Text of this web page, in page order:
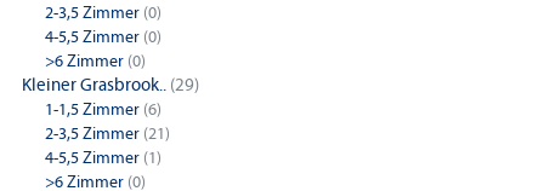
2-3,5 Zimmer (0)
4-5,5 Zimmer (0)
>6 Zimmer (0)
Kleiner Grasbrook.. (29)
1-1,5 Zimmer (6)
2-3,5 Zimmer (21)
4-5,5 Zimmer (1)
>6 Zimmer (0)